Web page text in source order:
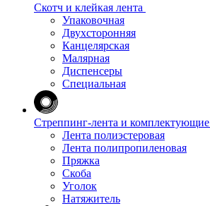
Скотч и клейкая лента
Упаковочная
Двухсторонняя
Канцелярская
Малярная
Диспенсеры
Специальная
Стреппинг-лента и комплектующие
Лента полиэстеровая
Лента полипропиленовая
Пряжка
Скоба
Уголок
Натяжитель